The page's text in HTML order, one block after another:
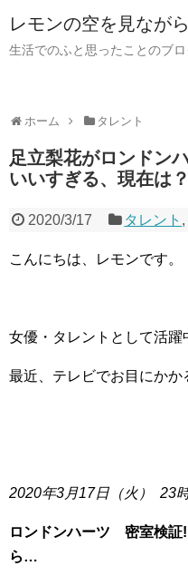
レモンの空を見なが
生活でのふと思ったことのブ
ホーム タレント
足立梨花がロンドン
いいすぎる、現在は？
2020/3/17 タレント
こんにちは、レモンです。
女優・タレントとして活躍
最近、テレビでお目にかか
2020年3月17日（火） 23
ロンドンハーツ 密室検証
ら…